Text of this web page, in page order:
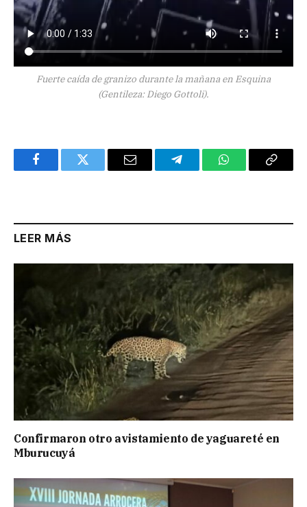
Fuerte caída de granizo durante la mañana en Esquina
(Gentileza: Diego Gottoli).
FacebookTwitter Email TelegramWhatsAppCopy
LEER MÁS
Confirmaron otro avistamiento de yaguareté en
Mburucuyá